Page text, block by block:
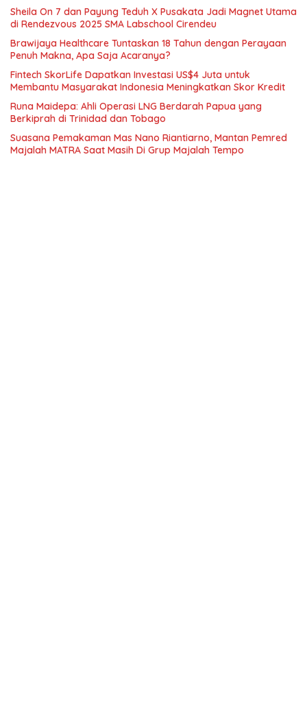
Sheila On 7 dan Payung Teduh X Pusakata Jadi Magnet Utama
di Rendezvous 2025 SMA Labschool Cirendeu
Brawijaya Healthcare Tuntaskan 18 Tahun dengan Perayaan
Penuh Makna, Apa Saja Acaranya?
Fintech SkorLife Dapatkan Investasi US$4 Juta untuk
Membantu Masyarakat Indonesia Meningkatkan Skor Kredit
Runa Maidepa: Ahli Operasi LNG Berdarah Papua yang
Berkiprah di Trinidad dan Tobago
Suasana Pemakaman Mas Nano Riantiarno, Mantan Pemred
Majalah MATRA Saat Masih Di Grup Majalah Tempo